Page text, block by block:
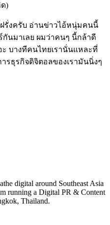
)
ฝรั่งครับ อ่านข่าวไอ้หนุ่มคนนี้
นมาเลย ผมว่าคนๆ นี้กล้าดี
บางทีคนไทยเรานั่นแหละที่
รธุรกิจดิจิตอลของเรามันนิ่งๆ
digital around Southeast Asia
running a Digital PR & Content
Thailand.